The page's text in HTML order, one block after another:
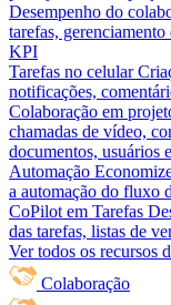
Desempenho do
tarefas,
KPI
Tarefas no celular
notificações,
Colaboração em
chamadas de vídeo,
documentos, usuários
Automação
a automação do fluxo
CoPilot em Tarefas
das tarefas, listas de
Ver todos os recursos
Colaboração